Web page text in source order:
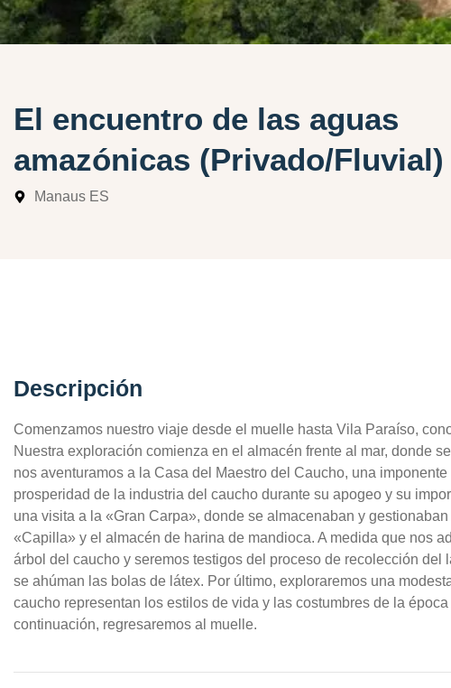
El encuentro de las aguas
amazónicas (Privado/Fluvial)
Manaus ES
Descripción
Comenzamos nuestro viaje desde el muelle hasta Vila Paraíso,
Nuestra exploración comienza en el almacén frente al mar, donde
nos aventuramos a la Casa del Maestro del Caucho, una
prosperidad de la industria del caucho durante su apogeo y su
una visita a la «Gran Carpa», donde se almacenaban y
«Capilla» y el almacén de harina de mandioca. A medida que nos
árbol del caucho y seremos testigos del proceso de recolección
se ahúman las bolas de látex. Por último, exploraremos una
caucho representan los estilos de vida y las costumbres de la
continuación, regresaremos al muelle.